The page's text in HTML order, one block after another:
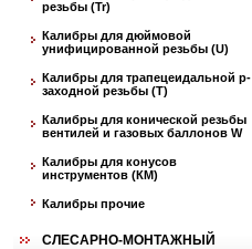
резьбы (Tr)
Калибры для дюймовой
унифицированной резьбы (U)
Калибры для трапецеидальной p-
заходной резьбы (T)
Калибры для конической резьбы
вентилей и газовых баллонов W
Калибры для конусов
инструментов (КМ)
Калибры прочие
СЛЕСАРНО-МОНТАЖНЫЙ